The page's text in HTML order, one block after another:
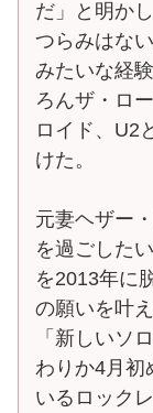
だ」と明か
つらみはな
みたいな経
ろんザ・ロ
ロイド、U2
けた。
元妻ヘザー
を過ごした
を2013年に
の願いを叶
「新しいソ
わりか4月初
いるロック